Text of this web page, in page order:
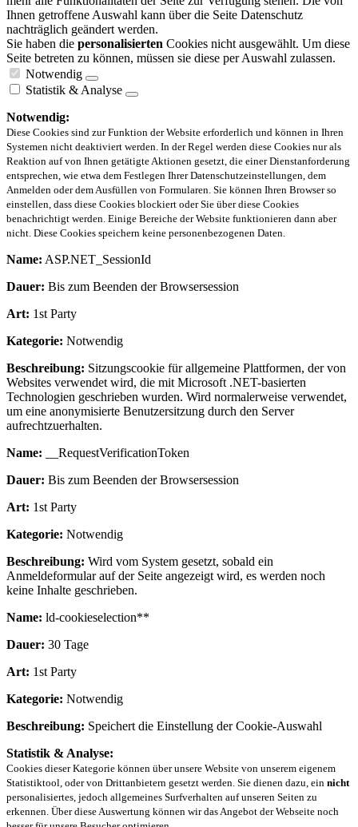
Ihnen getroffene Auswahl kann über die Seite Datenschutz
nachträglich geändert werden.
Sie haben die personalisierten Cookies nicht ausgewählt. Um diese
Seite betreten zu können, müssen sie diese per Auswahl zulassen.
Notwendig
Statistik & Analyse
Notwendig:
Diese Cookies sind zur Funktion der Website erforderlich und können in Ihren
Systemen nicht deaktiviert werden. In der Regel werden diese Cookies nur als
Reaktion auf von Ihnen getätigte Aktionen gesetzt, die einer Dienstanforderung
entsprechen, wie etwa dem Festlegen Ihrer Datenschutzeinstellungen, dem
Anmelden oder dem Ausfüllen von Formularen. Sie können Ihren Browser so
einstellen, dass diese Cookies blockiert oder Sie über diese Cookies
benachrichtigt werden. Einige Bereiche der Website funktionieren dann aber
nicht. Diese Cookies speichern keine personenbezogenen Daten.
Name: ASP.NET_SessionId
Dauer: Bis zum Beenden der Browsersession
Art: 1st Party
Kategorie: Notwendig
Beschreibung: Sitzungscookie für allgemeine Plattformen, der von
Websites verwendet wird, die mit Microsoft .NET-basierten
Technologien geschrieben wurden. Wird normalerweise verwendet,
um eine anonymisierte Benutzersitzung durch den Server
aufrechtzuerhalten.
Name: __RequestVerificationToken
Dauer: Bis zum Beenden der Browsersession
Art: 1st Party
Kategorie: Notwendig
Beschreibung: Wird vom System gesetzt, sobald ein
Anmeldeformular auf der Seite angezeigt wird, es werden noch
keine Inhalte geschrieben.
Name: ld-cookieselection**
Dauer: 30 Tage
Art: 1st Party
Kategorie: Notwendig
Beschreibung: Speichert die Einstellung der Cookie-Auswahl
Statistik & Analyse:
Cookies dieser Kategorie können über unsere Website von unserem eigenem
Statistiktool, oder von Drittanbietern gesetzt werden. Sie dienen dazu, ein nicht
personalisiertes, jedoch allgemeines Surfverhalten auf unseren Seiten zu
erkennen. Über diese Auswertung können wir das Angebot der Webseite noch